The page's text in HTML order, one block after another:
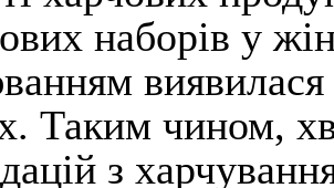
наборів у
Таким чином,
з